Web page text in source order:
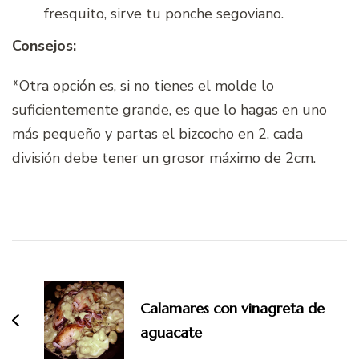
fresquito, sirve tu ponche segoviano.
Consejos:
*Otra opción es, si no tienes el molde lo
suficientemente grande, es que lo hagas en uno
más pequeño y partas el bizcocho en 2, cada
división debe tener un grosor máximo de 2cm.
entradas
Calamares con vinagreta de
aguacate